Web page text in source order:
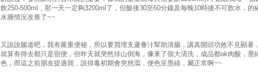
飲250-500ml，那一天一定夠3200ml了，但飯後30至60分鐘及每晚10時後不可飲水，的
水腫情況改善了~~
又說說腸道吧，我有嚴重便秘，所以要買埋支蘆薈汁幫助清腸，講真開頭功效不見顯著，
就算有得去都只是宿便，但昨天就突然排山倒海，像來了個大清洗，成品都ok肉酸，墨
色，而這之前朋友提過我，說排毒初期會突然瀉，便色呈墨綠，屬正常啊~~